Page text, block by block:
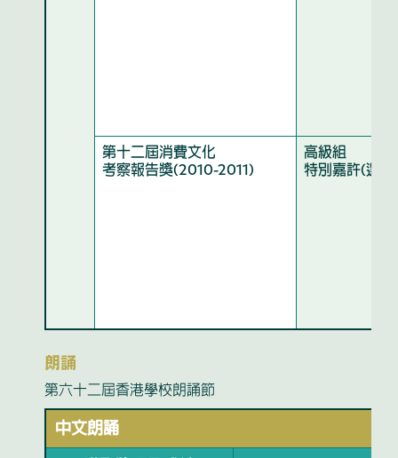
第十二屆消費文化
考察報告獎(2010-2011)
高級組
特別嘉許(選題
朗誦
第六十二屆香港學校朗誦節
中文朗誦